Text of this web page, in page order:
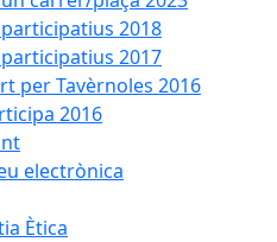
2018
2017
per Tavèrnoles 2016
2016
electrònica
Ètica